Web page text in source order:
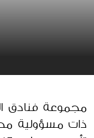
مجموعة فنادق
ذات مسؤولية